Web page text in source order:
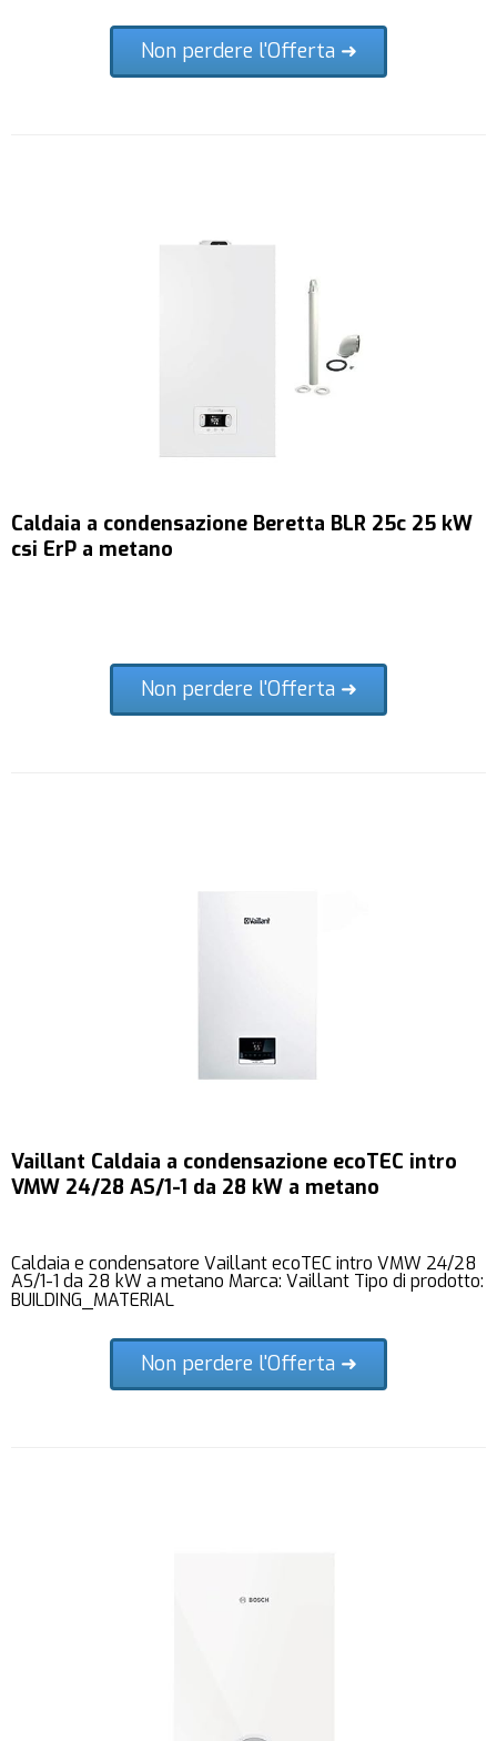
Non perdere l'Offerta ➜
Caldaia a condensazione Beretta BLR 25c 25 kW
csi ErP a metano
Non perdere l'Offerta ➜
Vaillant Caldaia a condensazione ecoTEC intro
VMW 24/28 AS/1-1 da 28 kW a metano
Caldaia e condensatore Vaillant ecoTEC intro VMW 24/28
AS/1-1 da 28 kW a metano Marca: Vaillant Tipo di prodotto:
BUILDING_MATERIAL
Non perdere l'Offerta ➜